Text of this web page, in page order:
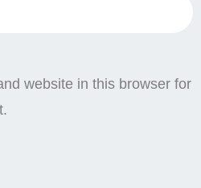
website in this browser for